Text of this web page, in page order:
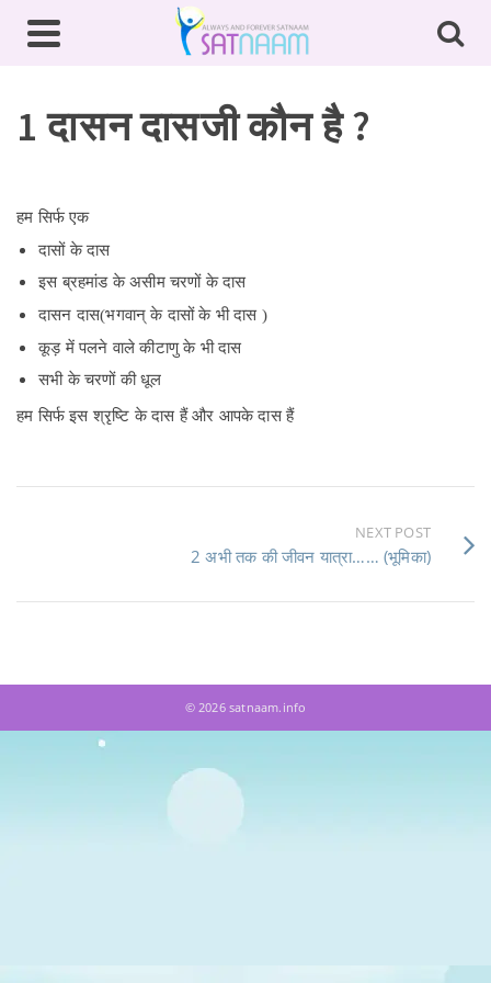
1 दासन दासजी कौन है ?
हम सिर्फ एक
दस क दस
इस बरहमड क असम चरण क दस
दसन दस(भगवन क दस क भ दस)
कड म पलन वल कटण क भ दस
सभ क चरण क धल
हम सिर्फ इस श्रृष्टि के दास हैं और आपके दास हैं
NEXT POST
2 अभी तक की जीवन यात्रा…… (भूमिका)
© 2026 satnaam.info